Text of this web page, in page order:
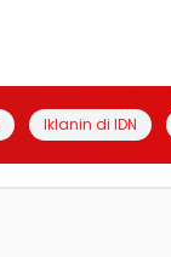
Iklanin di IDN